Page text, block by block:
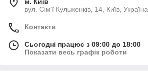
вул. Сім'ї Кульженків, 14, Київ, Україна
Контакти
Сьогодні працює з 09:00 до 18:00
Показати весь графік роботи